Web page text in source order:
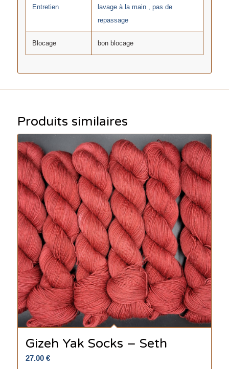
Entretien
lavage à la main , pas de
repassage
Blocage bon blocage
Produits similaires
Gizeh Yak Socks – Seth
27.00 €